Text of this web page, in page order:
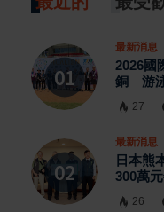
最新消息
2026國
銅 游泳
27
最新消息
日本熊
300萬
26